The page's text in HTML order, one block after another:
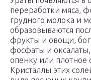
переработки мяса,
грудного молока и
образовываются
фрукты и овощи,
фосфаты и
опенку или плотное
Кристаллы этих